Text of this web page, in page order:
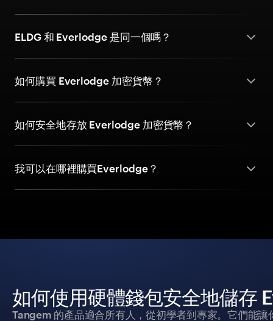
ELDG 和 Everlodge 是同一個嗎？
如何購買 Everlodge 加密貨幣？
如何安全地存放 Everlodge 加密貨幣？
我可以在哪裡購買Everlodge？
如何使用硬體錢包安全地儲存
Tangem 的產品適合所有人，從初學者到專家。它們能